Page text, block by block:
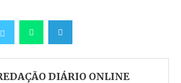
Twitter WhatsappTelegram
DIÁRIO ONLINE